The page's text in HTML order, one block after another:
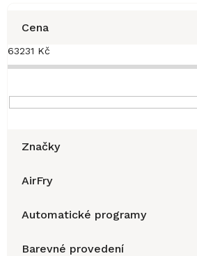
Cena
63231 Kč
Značky
AirFry
Automatické programy
Barevné provedení